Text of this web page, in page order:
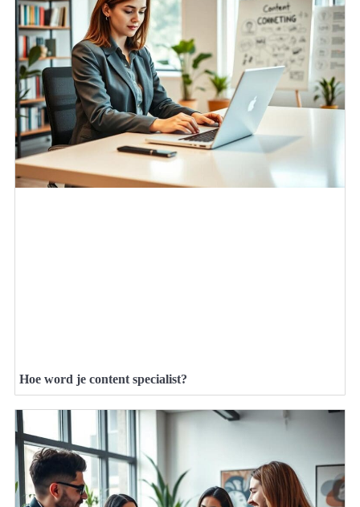
Hoe word je content specialist?